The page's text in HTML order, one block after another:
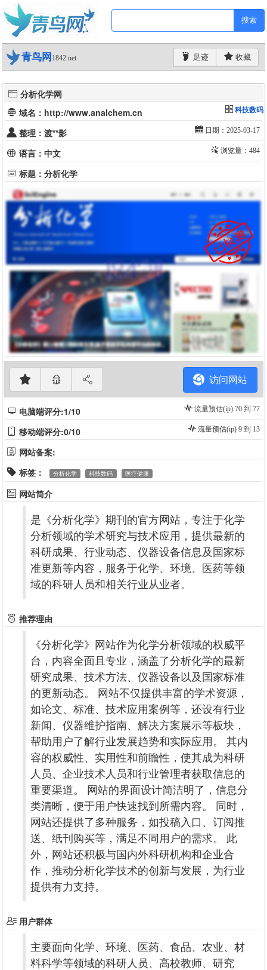
搜索
青鸟网 1842.net 足迹 收藏
分析化学网
域名：http://www.analchem.cn
科技数码
整理：渡**影 日期：2025-03-17
语言：中文 浏览量：484
标题：分析化学
访问网站
电脑端评分:1/10 流量预估(ip) 70 到 77
移动端评分:0/10 流量预估(ip) 9 到 13
网站备案:
标签：
分析化学 科技数码 医疗健康
网站简介
是《分析化学》期刊的官方网站，专注于化学
分析领域的学术研究与技术应用，提供最新的
科研成果、行业动态、仪器设备信息及国家标
准更新等内容，服务于化学、环境、医药等领
域的科研人员和相关行业从业者。
推荐理由
《分析化学》网站作为化学分析领域的权威平
台，内容全面且专业，涵盖了分析化学的最新
研究成果、技术方法、仪器设备以及国家标准
的更新动态。 网站不仅提供丰富的学术资源，
如论文、标准、技术应用案例等，还设有行业
新闻、仪器维护指南、解决方案展示等板块，
帮助用户了解行业发展趋势和实际应用。 其内
容的权威性、实用性和前瞻性，使其成为科研
人员、企业技术人员和行业管理者获取信息的
重要渠道。 网站的界面设计简洁明了，信息分
类清晰，便于用户快速找到所需内容。 同时，
网站还提供了多种服务，如投稿入口、订阅推
送、纸刊购买等，满足不同用户的需求。 此
外，网站还积极与国内外科研机构和企业合
作，推动分析化学技术的创新与发展，为行业
提供有力支持。
用户群体
主要面向化学、环境、医药、食品、农业、材
料科学等领域的科研人员、高校教师、研究